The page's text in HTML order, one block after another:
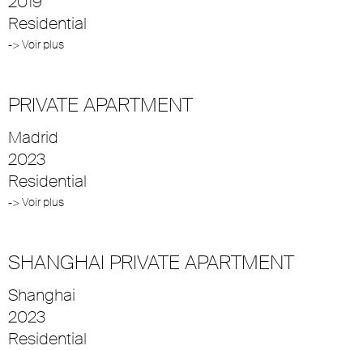
Residential
-> Voir plus
PRIVATE APARTMENT
Madrid
2023
Residential
-> Voir plus
SHANGHAI PRIVATE APARTMENT
Shanghai
2023
Residential